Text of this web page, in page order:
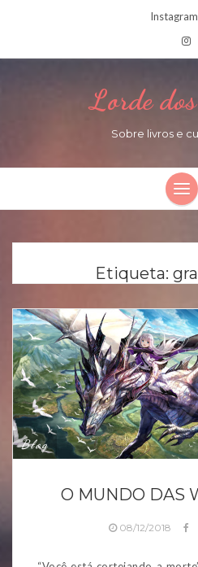
Instagram
Lorde
Sobre livros e
Etiqueta:
Blog
O MUNDO DAS
08/12/2018